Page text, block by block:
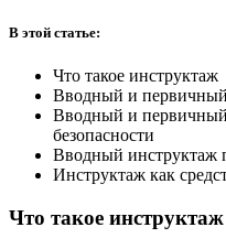
В этой статье:
Что такое инструктаж
Вводный и первичный
Вводный и
безопасности
Вводный
Инструктаж как
Что такое инструктаж